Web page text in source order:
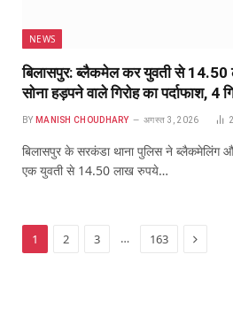
NEWS
बिलासपुर: ब्लैकमेल कर युवती से
सोना हड़पने वाले गिरोह का पर्दाफाश, 4
BY MANISH CHOUDHARY अगस्त 3, 2026 2
बिलासपुर के सरकंडा थाना पुलिस ने ब्लैकमेलिंग
एक युवती से 14.50 लाख रुपये…
1 2 3 … 163 Next